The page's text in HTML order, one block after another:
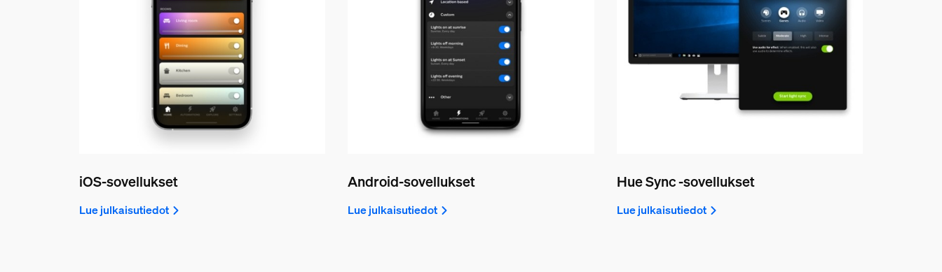
iOS-sovellukset
Lue julkaisutiedot
Android-sovellukset
Lue julkaisutiedot
Hue Sync -sovellukset
Lue julkaisutiedot